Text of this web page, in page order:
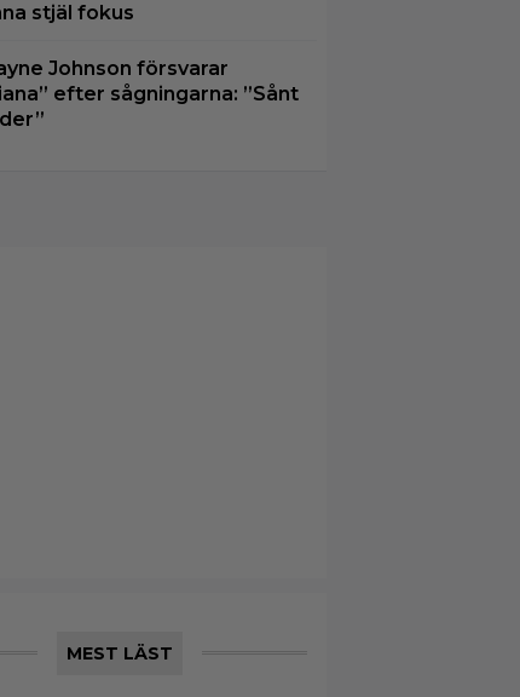
stjäl fokus
Johnson försvarar
efter sågningarna: ”Sånt
MEST LÄST